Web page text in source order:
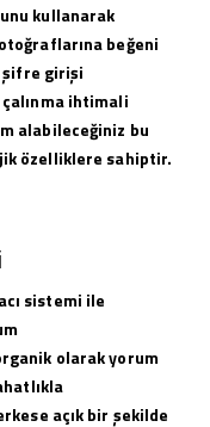
kullanarak
beğeni
girişi
çalınma ihtimali
alabileceğiniz bu
özelliklere sahiptir.
sistemi ile
olarak yorum
açık bir şekilde